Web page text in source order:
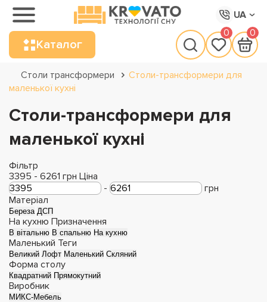
UA
Каталог
0 0
Столи трансформери
Столи-трансформери для
маленької кухні
Столи-трансформери для
маленької кухні
Фільтр
3395 - 6261 грн Ціна
-
грн
Матеріал
Береза ДСП
На кухню Призначення
В вітальню В спальню На кухню
Маленький Теги
Великий Лофт Маленький Скляний
Форма столу
Квадратний Прямокутний
Виробник
МИКС-Мебель